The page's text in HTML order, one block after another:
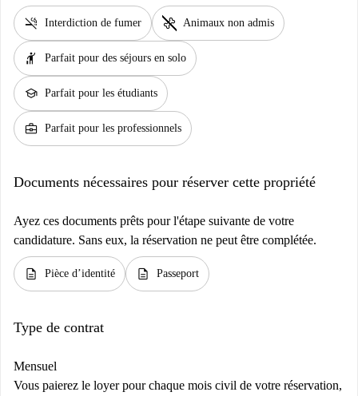
smoke_free Interdiction de fumer pet_supplies Animaux non admis
hail Parfait pour des séjours en solo
school Parfait pour les étudiants
business_center Parfait pour les professionnels
Documents nécessaires pour réserver cette propriété
Ayez ces documents prêts pour l'étape suivante de votre
candidature. Sans eux, la réservation ne peut être complétée.
description Pièce d’identité description Passeport
Type de contrat
Mensuel
Vous paierez le loyer pour chaque mois civil de votre réservation,